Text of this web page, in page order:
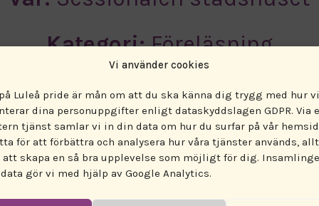
Vi använder cookies
Luleå pride är mån om att du ska känna dig trygg med hur vi
dina personuppgifter enligt dataskyddslagen GDPR. Via
tjänst samlar vi in din data om hur du surfar på vår
för att förbättra och analysera hur våra tjänster används, allt
att skapa en så bra upplevelse som möjligt för dig.
gör vi med hjälp av Google Analytics.
Kategori:Föreläsning
som dyker ner i dagens nationalistiska
antifeminism och som undersöker hur
rättigheter är konstruerat. Som
projektet och den ideologiska synen